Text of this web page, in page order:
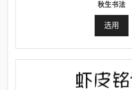
秋生书法
选用